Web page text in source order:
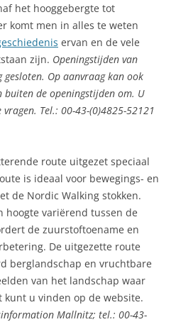
het hooggebergte tot
komt men in alles te weten
ervan en de vele
zijn. Openingstijden van
Op aanvraag kan ook
buiten de openingstijden om. U
Tel.: 00-43-(0)4825-52121
route uitgezet speciaal
is ideaal voor bewegings- en
de Nordic Walking stokken.
hoogte variërend tussen de
de zuurstoftoename en
De uitgezette route
berglandschap en vruchtbare
van het landschap waar
u vinden op de website.
Mallnitz; tel.: 00-43-